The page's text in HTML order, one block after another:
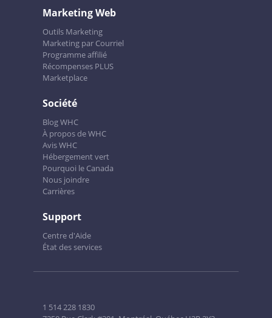
Marketing Web
Outils Marketing
Marketing par Courriel
Programme affilié
Récompenses PLUS
Marketplace
Société
Blog WHC
À propos de WHC
Avis WHC
Hébergement vert
Pourquoi le Canada
Nous joindre
Carrières
Support
Centre d'Aide
État des services
1 514 228 1830